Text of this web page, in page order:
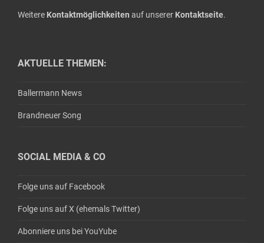
Weitere Kontaktmöglichkeiten auf unserer Kontaktseite.
AKTUELLE THEMEN:
Ballermann News
Brandneuer Song
SOCIAL MEDIA & CO
Folge uns auf Facebook
Folge uns auf X (ehemals Twitter)
Abonniere uns bei YouYube